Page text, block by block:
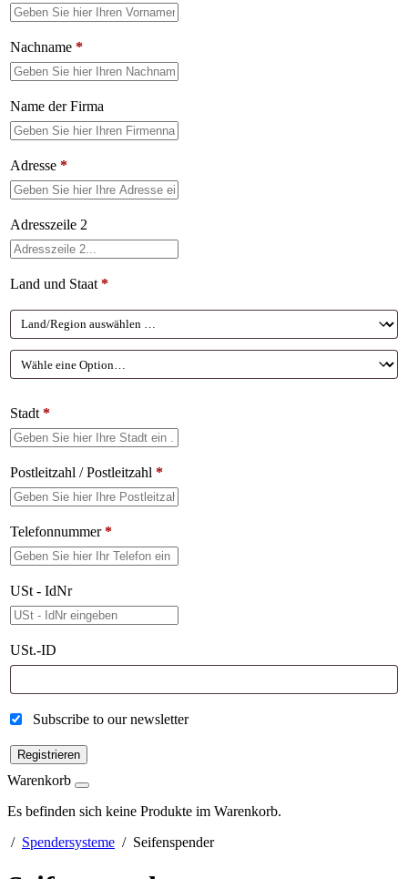
Nachname *
Name der Firma
Adresse *
Adresszeile 2
Land und Staat *
Stadt *
Postleitzahl / Postleitzahl *
Telefonnummer*
USt - IdNr
USt.-ID
Subscribe to our newsletter
Registrieren
Warenkorb
Es befinden sich keine Produkte im Warenkorb.
/ Spendersysteme / Seifenspender